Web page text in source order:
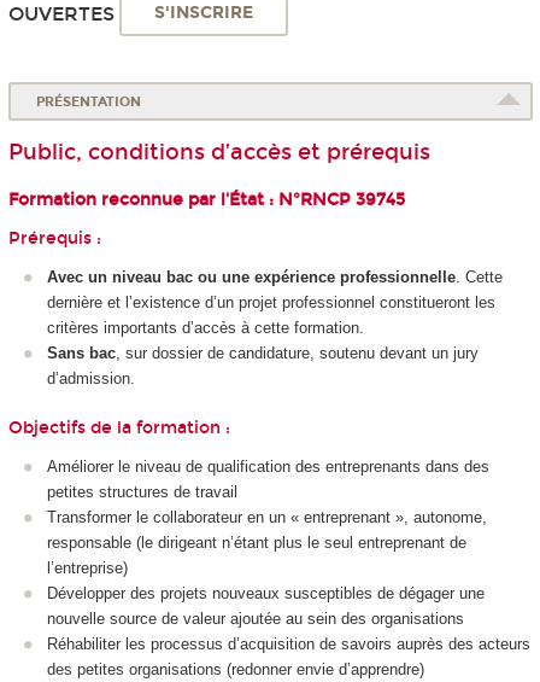
OUVERTES
S'INSCRIRE
PRÉSENTATION
Public, conditions d’accès et prérequis
Formation reconnue par l'État : N°RNCP 39745
Prérequis :
Avec un niveau bac ou une expérience professionnelle. Cette
dernière et l’existence d’un projet professionnel constitueront les
critères importants d’accès à cette formation.
Sans bac, sur dossier de candidature, soutenu devant un jury
d’admission.
Objectifs de la formation :
Améliorer le niveau de qualification des entreprenants dans des
petites structures de travail
Transformer le collaborateur en un « entreprenant », autonome,
responsable (le dirigeant n’étant plus le seul entreprenant de
l’entreprise)
Développer des projets nouveaux susceptibles de dégager une
nouvelle source de valeur ajoutée au sein des organisations
Réhabiliter les processus d’acquisition de savoirs auprès des acteurs
des petites organisations (redonner envie d’apprendre)